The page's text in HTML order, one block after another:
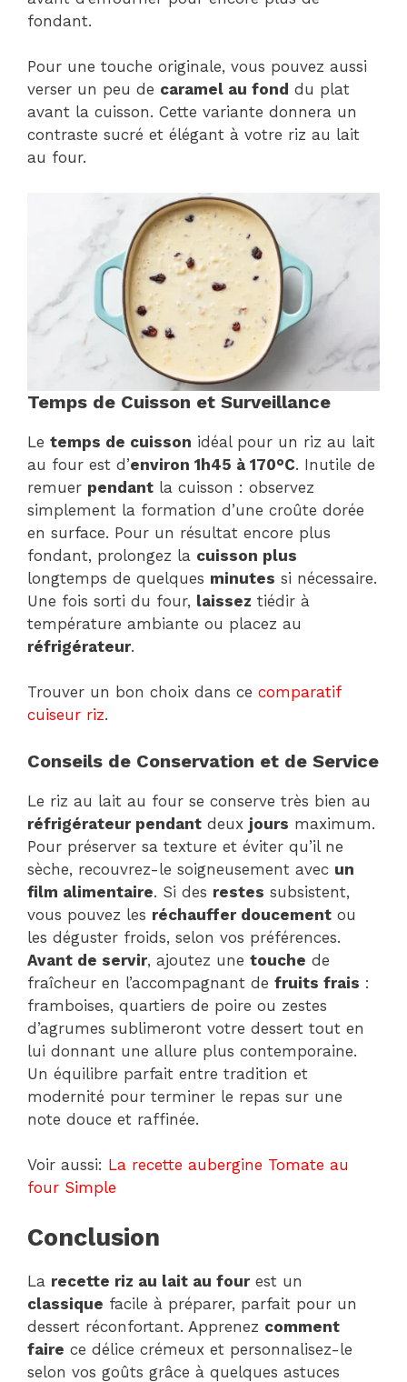
fondant.
Pour une touche originale, vous pouvez aussi
verser un peu de caramel au fond du plat
avant la cuisson. Cette variante donnera un
contraste sucré et élégant à votre riz au lait
au four.
Temps de Cuisson et Surveillance
Le temps de cuisson idéal pour un riz au lait
au four est d’environ 1h45 à 170°C. Inutile de
remuer pendant la cuisson : observez
simplement la formation d’une croûte dorée
en surface. Pour un résultat encore plus
fondant, prolongez la cuisson plus
longtemps de quelques minutes si nécessaire.
Une fois sorti du four, laissez tiédir à
température ambiante ou placez au
réfrigérateur.
Trouver un bon choix dans ce comparatif
cuiseur riz.
Conseils de Conservation et de Service
Le riz au lait au four se conserve très bien au
réfrigérateur pendant deux jours maximum.
Pour préserver sa texture et éviter qu’il ne
sèche, recouvrez-le soigneusement avec un
film alimentaire. Si des restes subsistent,
vous pouvez les réchauffer doucement ou
les déguster froids, selon vos préférences.
Avant de servir, ajoutez une touche de
fraîcheur en l’accompagnant de fruits frais :
framboises, quartiers de poire ou zestes
d’agrumes sublimeront votre dessert tout en
lui donnant une allure plus contemporaine.
Un équilibre parfait entre tradition et
modernité pour terminer le repas sur une
note douce et raffinée.
Voir aussi: La recette aubergine Tomate au
four Simple
Conclusion
La recette riz au lait au fourest un
classique facile à préparer, parfait pour un
dessert réconfortant. Apprenez comment
faire ce délice crémeux et personnalisez-le
selon vos goûts grâce à quelques astuces